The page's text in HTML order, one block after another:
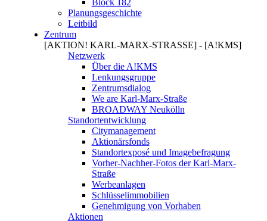
Block 182
Planungsgeschichte
Leitbild
Zentrum
[AKTION! KARL-MARX-STRASSE] - [A!KMS]
Netzwerk
Über die A!KMS
Lenkungsgruppe
Zentrumsdialog
We are Karl-Marx-Straße
BROADWAY Neukölln
Standortentwicklung
Citymanagement
Aktionärsfonds
Standortexposé und Imagebefragung
Vorher-Nachher-Fotos der Karl-Marx-
Straße
Werbeanlagen
Schlüsselimmobilien
Genehmigung von Vorhaben
Aktionen